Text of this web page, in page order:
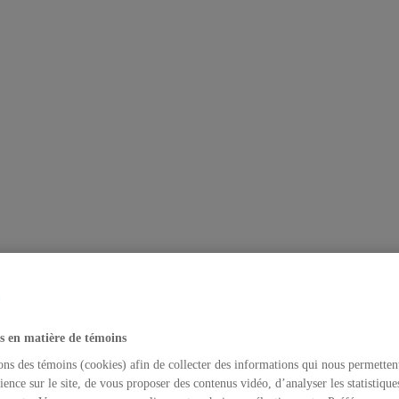
en matière de témoins
des témoins (cookies) afin de collecter des informations qui nous
sur le site, de vous proposer des contenus vidéo, d’analyser les